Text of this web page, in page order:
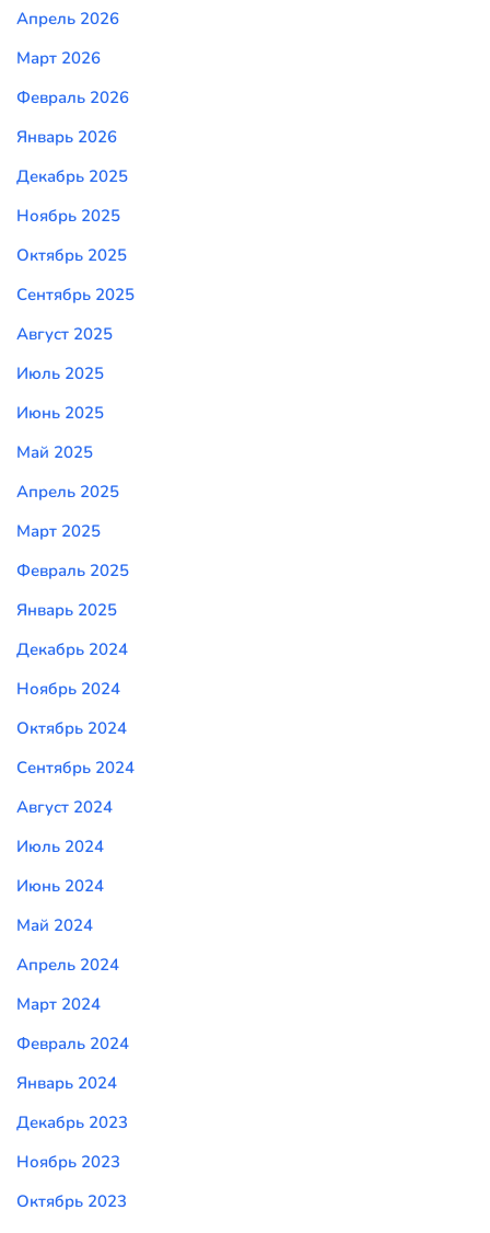
Апрель 2026
Март 2026
Февраль 2026
Январь 2026
Декабрь 2025
Ноябрь 2025
Октябрь 2025
Сентябрь 2025
Август 2025
Июль 2025
Июнь 2025
Май 2025
Апрель 2025
Март 2025
Февраль 2025
Январь 2025
Декабрь 2024
Ноябрь 2024
Октябрь 2024
Сентябрь 2024
Август 2024
Июль 2024
Июнь 2024
Май 2024
Апрель 2024
Март 2024
Февраль 2024
Январь 2024
Декабрь 2023
Ноябрь 2023
Октябрь 2023